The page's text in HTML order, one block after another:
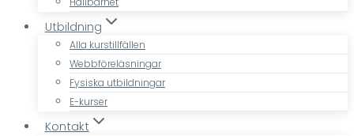
Utbildning
Alla kurstillfällen
Webbföreläsningar
Fysiska utbildningar
E-kurser
Kontakt